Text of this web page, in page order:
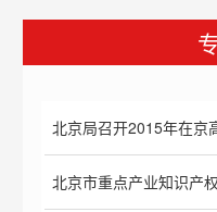
北京局召开2015年在京
北京市重点产业知识产